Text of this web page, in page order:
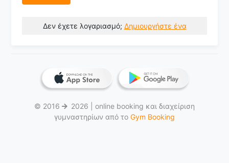
Δεν έχετε λογαριασμό; Δημιουργήστε ένα
© 2016
2026 | online booking και διαχείριση
γυμναστηρίων από το Gym Booking